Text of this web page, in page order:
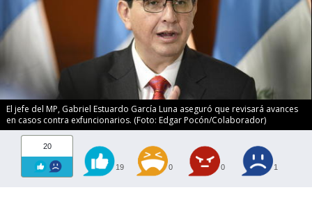
El jefe del MP, Gabriel Estuardo García Luna aseguró que revisará avances
en casos contra exfuncionarios. (Foto: Edgar Pocón/Colaborador)
20
19 0 0 1